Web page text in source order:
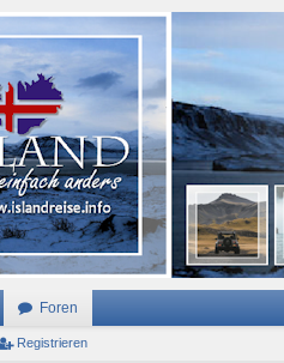
Foren
Registrieren